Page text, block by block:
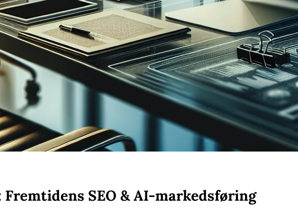
Fremtidens SEO & AI-markedsføring